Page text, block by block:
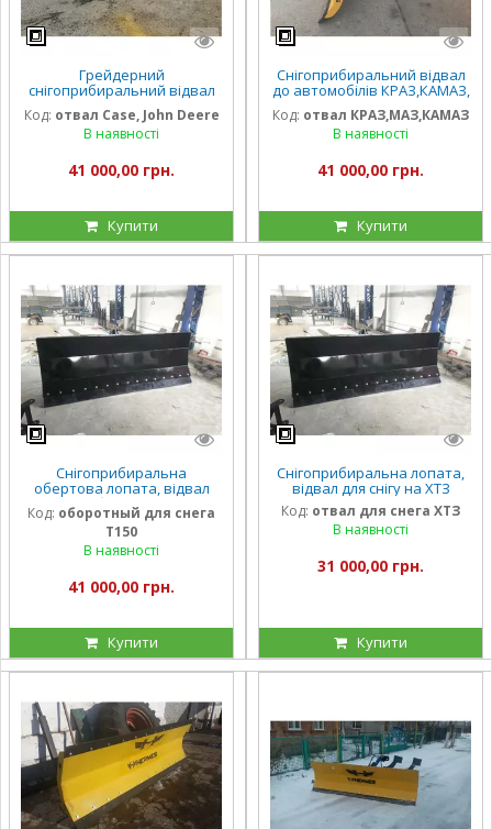
Грейдерний
снігоприбиральний відвал
до тракторів Case, John
Deere, Т-150 та інші
трактори
Код: отвал Case, John Deere
В наявності
41 000,00 грн.
Купити
Снігоприбиральний відвал
до автомобілів КРАЗ,КАМАЗ,
Код: отвал КРАЗ,МАЗ,КАМАЗ
В наявності
41 000,00 грн.
Купити
Снігоприбиральна
обертова лопата, відвал
для снігу обертовий на Т150
Код: оборотный для снега
Т150
В наявності
41 000,00 грн.
Купити
Снігоприбиральна лопата,
відвал для снігу на ХТЗ
Код: отвал для снега ХТЗ
В наявності
31 000,00 грн.
Купити